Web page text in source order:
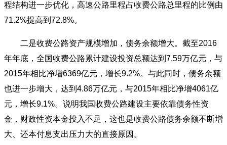
程结构进一步优化，高速公路里程占收费公路总里程的比例由
71.2%提高到72.8%。
二是收费公路资产规模增加，债务余额增大。截至2016
年年底，全国收费公路累计建设投资总额达到7.59万亿元，与
2015年相比净增6369亿元，增长9.2%。与此同时，债务余额
也进一步增大，达到4.86万亿元，与2015年相比净增4061亿
元，增长9.1%。说明我国收费公路建设主要依靠债务性资
金，财政性资本金投入不足，这也是收费公路债务余额不断增
大、还本付息支出压力大的直接原因。